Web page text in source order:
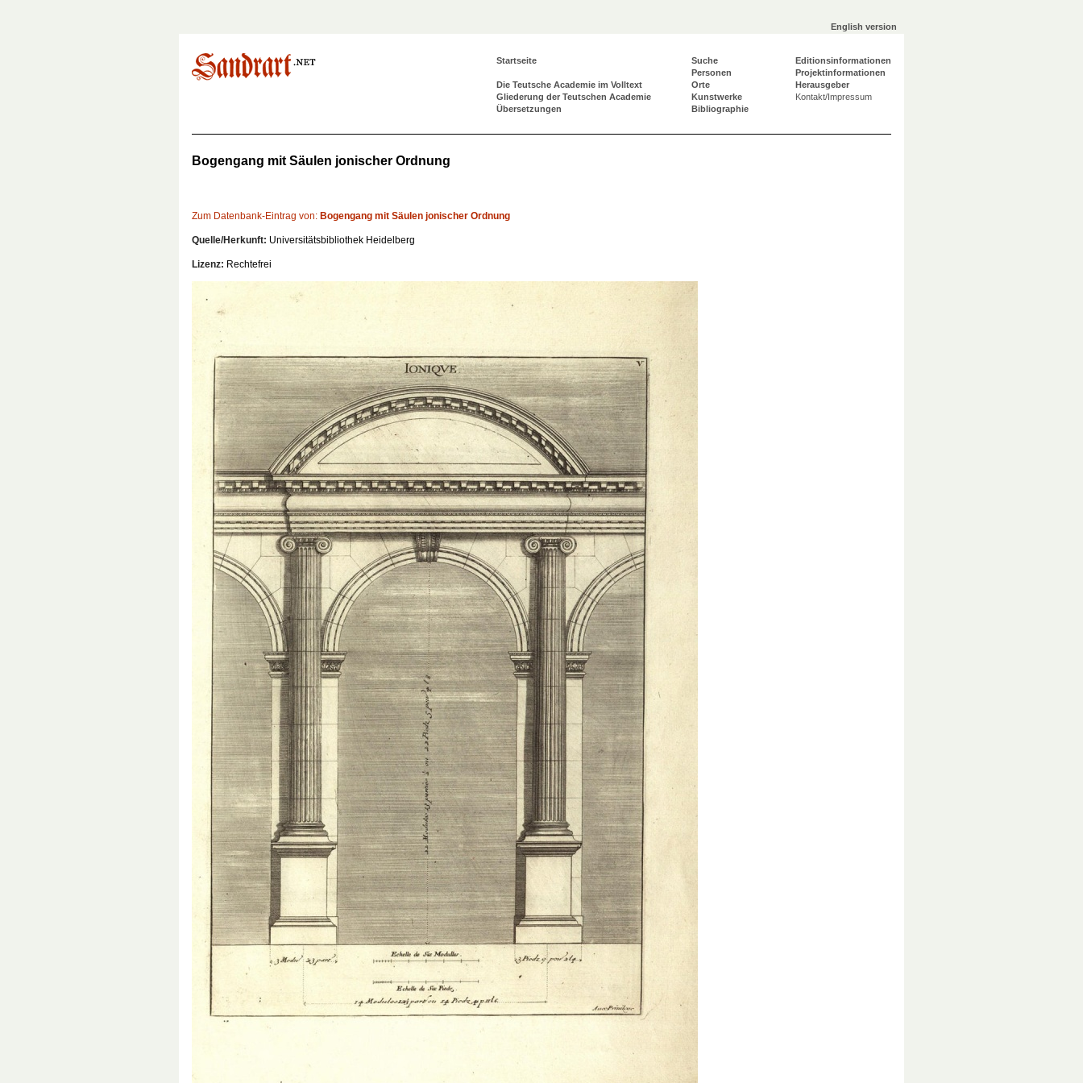
English version
Startseite
Die Teutsche Academie im Volltext
Gliederung der Teutschen Academie
Übersetzungen
Suche
Personen
Orte
Kunstwerke
Bibliographie
Editionsinformationen
Projektinformationen
Herausgeber
Kontakt/Impressum
Bogengang mit Säulen jonischer Ordnung
Zum Datenbank-Eintrag von: Bogengang mit Säulen jonischer Ordnung
Quelle/Herkunft: Universitätsbibliothek Heidelberg
Lizenz: Rechtefrei